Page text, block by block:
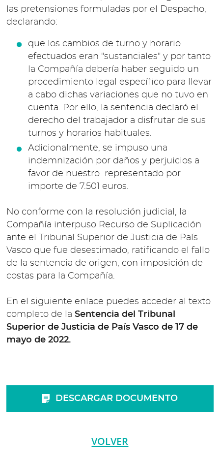
las pretensiones formuladas por el Despacho,
declarando:
que los cambios de turno y horario
efectuados eran "sustanciales" y por tanto
la Compañía debería haber seguido un
procedimiento legal específico para llevar
a cabo dichas variaciones que no tuvo en
cuenta. Por ello, la sentencia declaró el
derecho del trabajador a disfrutar de sus
turnos y horarios habituales.
Adicionalmente, se impuso una
indemnización por daños y perjuicios a
favor de nuestro representado por
importe de 7.501 euros.
No conforme con la resolución judicial, la
Compañía interpuso Recurso de Suplicación
ante el Tribunal Superior de Justicia de País
Vasco que fue desestimado, ratificando el fallo
de la sentencia de origen, con imposición de
costas para la Compañía.
En el siguiente enlace puedes acceder al texto
completo de la Sentencia del Tribunal
Superior de Justicia de País Vasco de 17 de
mayo de 2022.
DESCARGAR DOCUMENTO
VOLVER